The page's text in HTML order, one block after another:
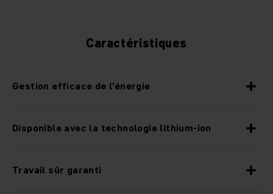
Caractéristiques
Gestion efficace de l'énergie
Disponible avec la technologie lithium-ion
Travail sûr garanti